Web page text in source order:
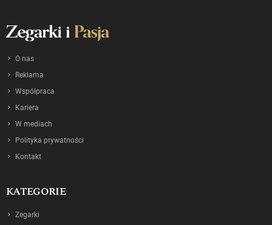
O nas
Reklama
Współpraca
Kariera
W mediach
Polityka prywatności
Kontakt
KATEGORIE
Zegarki